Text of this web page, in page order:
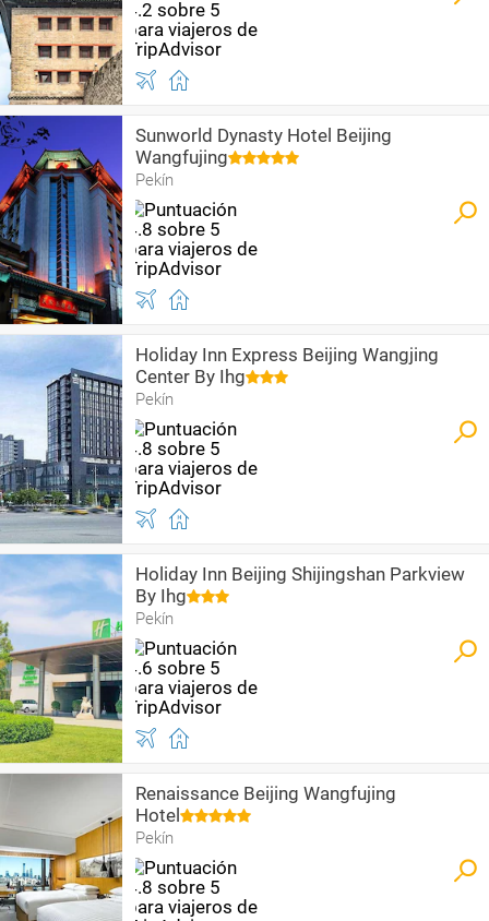
Sunworld Dynasty Hotel Beijing
Wangfujing
Pekín
Holiday Inn Express Beijing Wangjing
Center By Ihg
Pekín
Holiday Inn Beijing Shijingshan Parkview
By Ihg
Pekín
Renaissance Beijing Wangfujing
Hotel
Pekín